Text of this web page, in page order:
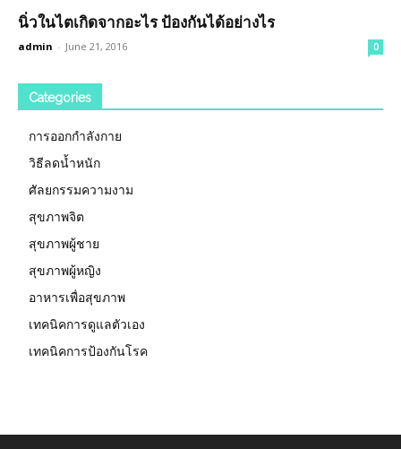
นิ่วในไตเกิดจากอะไร ป้องกันได้อย่างไร
admin - June 21, 2016 0
Categories
การออกกำลังกาย
วิธีลดน้ำหนัก
ศัลยกรรมความงาม
สุขภาพจิต
สุขภาพผู้ชาย
สุขภาพผู้หญิง
อาหารเพื่อสุขภาพ
เทคนิคการดูแลตัวเอง
เทคนิคการป้องกันโรค